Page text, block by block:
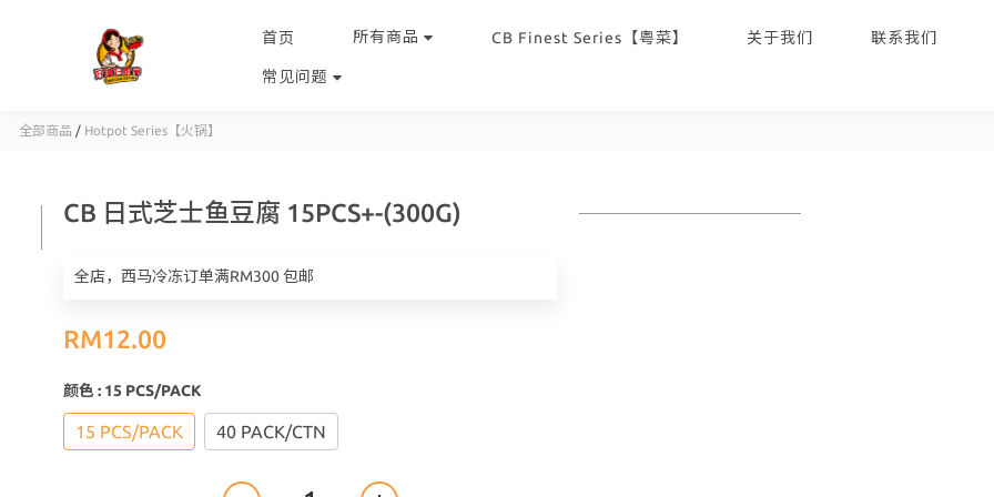
首页 所有商品 CB Finest Series【粤菜】 关于我们 联系我们
常见问题
全部商品 / Hotpot Series【火锅】
CB 日式芝士鱼豆腐 15PCS+-(300G)
全店，西马冷冻订单满RM300 包邮
RM12.00
颜色: 15 PCS/PACK
15 PCS/PACK 40 PACK/CTN